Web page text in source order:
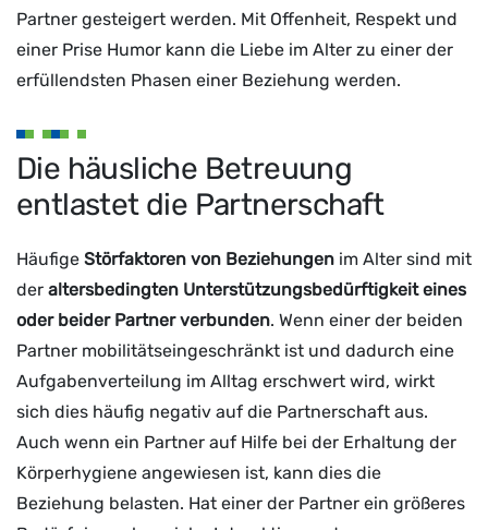
Partner gesteigert werden. Mit Offenheit, Respekt und
einer Prise Humor kann die Liebe im Alter zu einer der
erfüllendsten Phasen einer Beziehung werden.
Die häusliche Betreuung
entlastet die Partnerschaft
Häufige Störfaktoren von Beziehungen im Alter sind mit
der altersbedingten Unterstützungsbedürftigkeit eines
oder beider Partner verbunden. Wenn einer der beiden
Partner mobilitätseingeschränkt ist und dadurch eine
Aufgabenverteilung im Alltag erschwert wird, wirkt
sich dies häufig negativ auf die Partnerschaft aus.
Auch wenn ein Partner auf Hilfe bei der Erhaltung der
Körperhygiene angewiesen ist, kann dies die
Beziehung belasten. Hat einer der Partner ein größeres